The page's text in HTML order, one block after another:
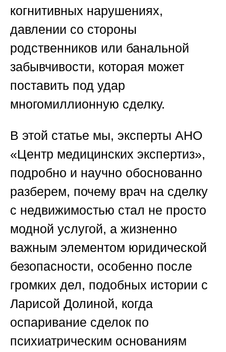
когнитивных нарушениях,
давлении со стороны
родственников или банальной
забывчивости, которая может
поставить под удар
многомиллионную сделку.
В этой статье мы, эксперты АНО
«Центр медицинских экспертиз»,
подробно и научно обоснованно
разберем, почему врач на сделку
с недвижимостью стал не просто
модной услугой, а жизненно
важным элементом юридической
безопасности, особенно после
громких дел, подобных истории с
Ларисой Долиной, когда
оспаривание сделок по
психиатрическим основаниям